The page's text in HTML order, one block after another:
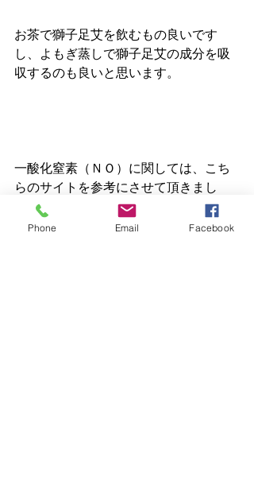
お茶で獅子足艾を飲むもの良いです
し、よもぎ蒸しで獅子足艾の成分を吸
収するのも良いと思います。
一酸化窒素（ＮＯ）に関しては、こち
らのサイトを参考にさせて頂きまし
た。
http://hobab.fc2web.com/sub2-no.htm
Phone Email Facebook